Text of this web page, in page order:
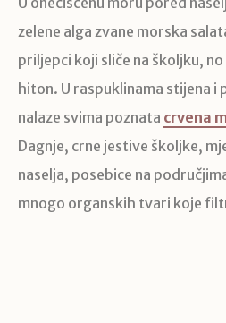
zelene alga zvane morska
priljepci koji sliče na školjku, no
hiton. U raspuklinama stijena i
nalaze svima poznata crvena
Dagnje, crne jestive školjke,
naselja, posebice na
mnogo organskih tvari koje